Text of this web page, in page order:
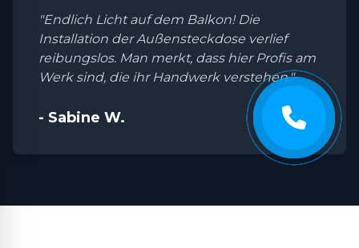
"Endlich Licht auf dem Balkon! Die
Installation der Außensteckdose verlief
reibungslos. Man merkt, dass hier Profis am
Werk sind, die ihr Handwerk verstehen."
- Sabine W.